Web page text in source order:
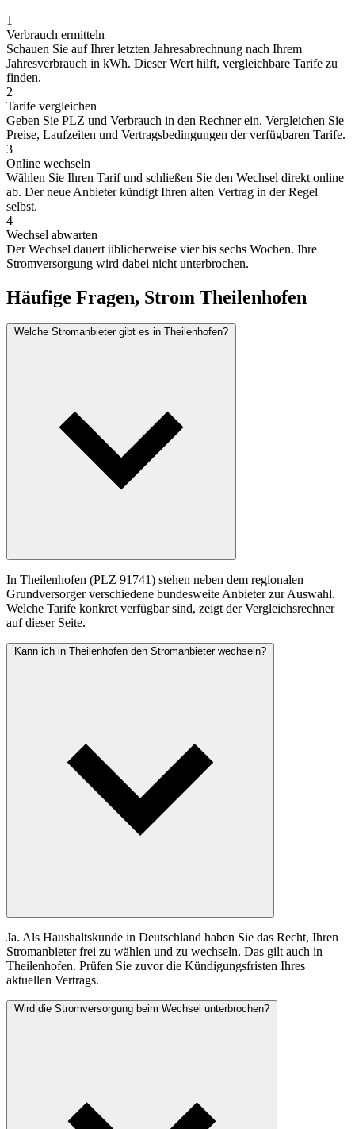
1
Verbrauch ermitteln
Schauen Sie auf Ihrer letzten Jahresabrechnung nach Ihrem
Jahresverbrauch in kWh. Dieser Wert hilft, vergleichbare Tarife zu
finden.
2
Tarife vergleichen
Geben Sie PLZ und Verbrauch in den Rechner ein. Vergleichen Sie
Preise, Laufzeiten und Vertragsbedingungen der verfügbaren Tarife.
3
Online wechseln
Wählen Sie Ihren Tarif und schließen Sie den Wechsel direkt online
ab. Der neue Anbieter kündigt Ihren alten Vertrag in der Regel
selbst.
4
Wechsel abwarten
Der Wechsel dauert üblicherweise vier bis sechs Wochen. Ihre
Stromversorgung wird dabei nicht unterbrochen.
Häufige Fragen, Strom Theilenhofen
Welche Stromanbieter gibt es in Theilenhofen?
In Theilenhofen (PLZ 91741) stehen neben dem regionalen
Grundversorger verschiedene bundesweite Anbieter zur Auswahl.
Welche Tarife konkret verfügbar sind, zeigt der Vergleichsrechner
auf dieser Seite.
Kann ich in Theilenhofen den Stromanbieter wechseln?
Ja. Als Haushaltskunde in Deutschland haben Sie das Recht, Ihren
Stromanbieter frei zu wählen und zu wechseln. Das gilt auch in
Theilenhofen. Prüfen Sie zuvor die Kündigungsfristen Ihres
aktuellen Vertrags.
Wird die Stromversorgung beim Wechsel unterbrochen?